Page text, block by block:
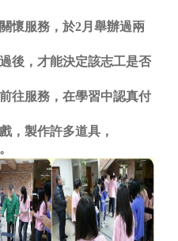
懷服務，於2月舉辦過兩
後，才能決定該志工是否
往服務，在學習中認真付
，製作許多道具，